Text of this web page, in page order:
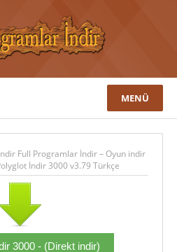
MENÜ
Full Programlar İndir – Oyun indir
İndir 3000 v3.79 Türkçe
3000 - (Direkt indir)